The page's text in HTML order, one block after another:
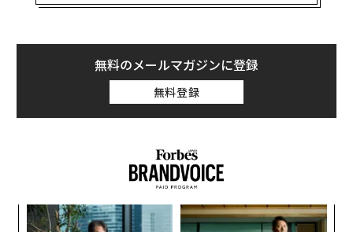
に、企業がレイオフ発表の中で自ら申告した理由に基づ
8％は、コスト、再編、需要低迷、そして採用市場が鈍
い時期に通常見られる環境要因のせいだとされている。
企業の発表から一歩引き、実際の雇用者数そのものに目
に及ぶホワイトカラーのレイオフの波は起きていない。
サム・アルトマンが3年間繰り返してきた終末論的予測
前の5月下旬に、われわれも
その点を論じた。
「我々は7月7日の夜、彼らを非常に激しく攻撃した」と
上で、すぐさま、「おそらく今晩（8日の夜）も
再び激しく攻撃することになるだろう」と言い添えた。
イランに対し、自身が言うところの「ちょっとした警
告」を与えた形だ。
その後、米国はまだ「最高レベルの攻撃」すら行ってい
、「1日あればイランにあるすべての橋を破
いだろう」と主張した。
無料のメールマガジンに登録
無料登録